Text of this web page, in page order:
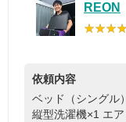
REON
依頼内容
ベッド（シングル
縦型洗濯機×1 エ